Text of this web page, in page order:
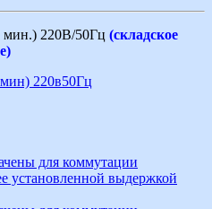
мин.) 220В/50Гц (складское
220в50Гц